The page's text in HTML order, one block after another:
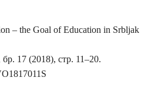
– the Goal of Education in Srbljak
бр. 17 (2018), стр. 11–20.